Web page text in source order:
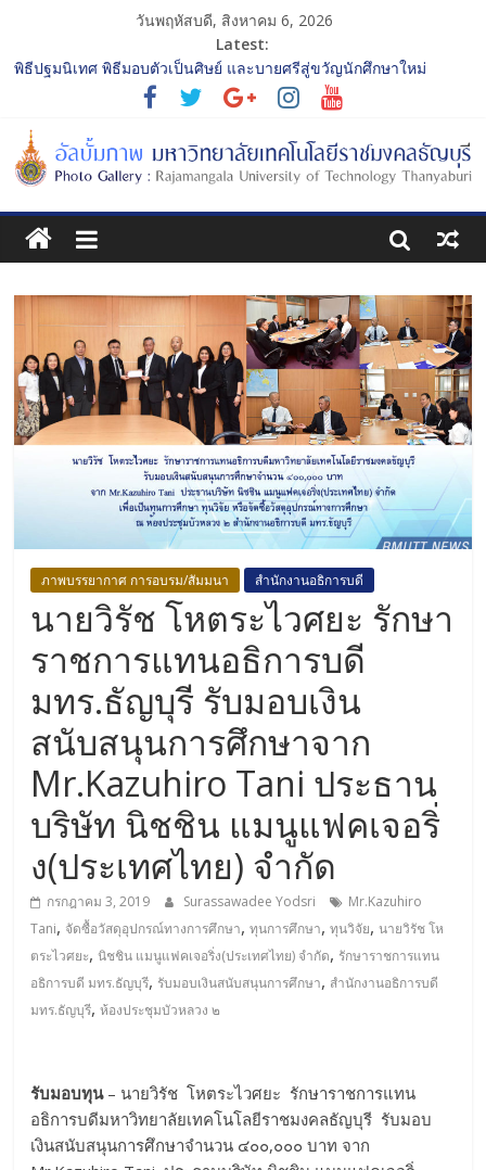
วันพฤหัสบดี, สิงหาคม 6, 2026
Latest:
พิธีปฐมนิเทศ พิธีมอบตัวเป็นศิษย์ และบายศรีสู่ขวัญนักศึกษาใหม่
ประจำปีการศึกษา 2568 รุ่นที่ 2
การประกวดทูตกิจกรรม ประจำปีการศึกษา 2568 “RMUTT Freshy
2025 Time to Nine-T”
โครงการแลกเปลี่ยนเรียนรู้บทบาทของกรรมการสภามหาวิทยาลัย
เทคโนโลยีราชมงคลธัญบุรี
รับน้องเข้าคณะศิลปกรรมศาสตร์ “โยนลูกรักษ์”
พิธีปฐมนิเทศ พิธีมอบตัวเป็นศิษย์ และบายศรีสู่ขวัญนักศึกษาใหม่
ประจำปีการศึกษา 2568 รุ่นที่ 3
ภาพบรรยากาศ การอบรม/สัมมนา สำนักงานอธิการบดี
นายวิรัช โหตระไวศยะ รักษา
ราชการแทนอธิการบดี
มทร.ธัญบุรี รับมอบเงิน
สนับสนุนการศึกษาจาก
Mr.Kazuhiro Tani ประธาน
บริษัท นิชชิน แมนูแฟคเจอริ่
ง(ประเทศไทย) จำกัด
กรกฎาคม 3, 2019 Surassawadee Yodsri
Mr.Kazuhiro
Tani, จัดซื้อวัสดุอุปกรณ์ทางการศึกษา,ทุนการศึกษา,ทุนวิจัย,นายวิรัช โห
ตระไวศยะ,นิชชิน แมนูแฟคเจอริ่ง(ประเทศไทย) จำกัด, รักษาราชการแทน
อธิการบดี มทร.ธัญบุรี, รับมอบเงินสนับสนุนการศึกษา, สำนักงานอธิการบดี
มทร.ธัญบุรี,ห้องประชุมบัวหลวง ๒
รับมอบทุน– นายวิรัช โหตระไวศยะ รักษาราชการแทน
อธิการบดีมหาวิทยาลัยเทคโนโลยีราชมงคลธัญบุรี รับมอบ
เงินสนับสนุนการศึกษาจำนวน ๔๐๐,๐๐๐ บาท จาก